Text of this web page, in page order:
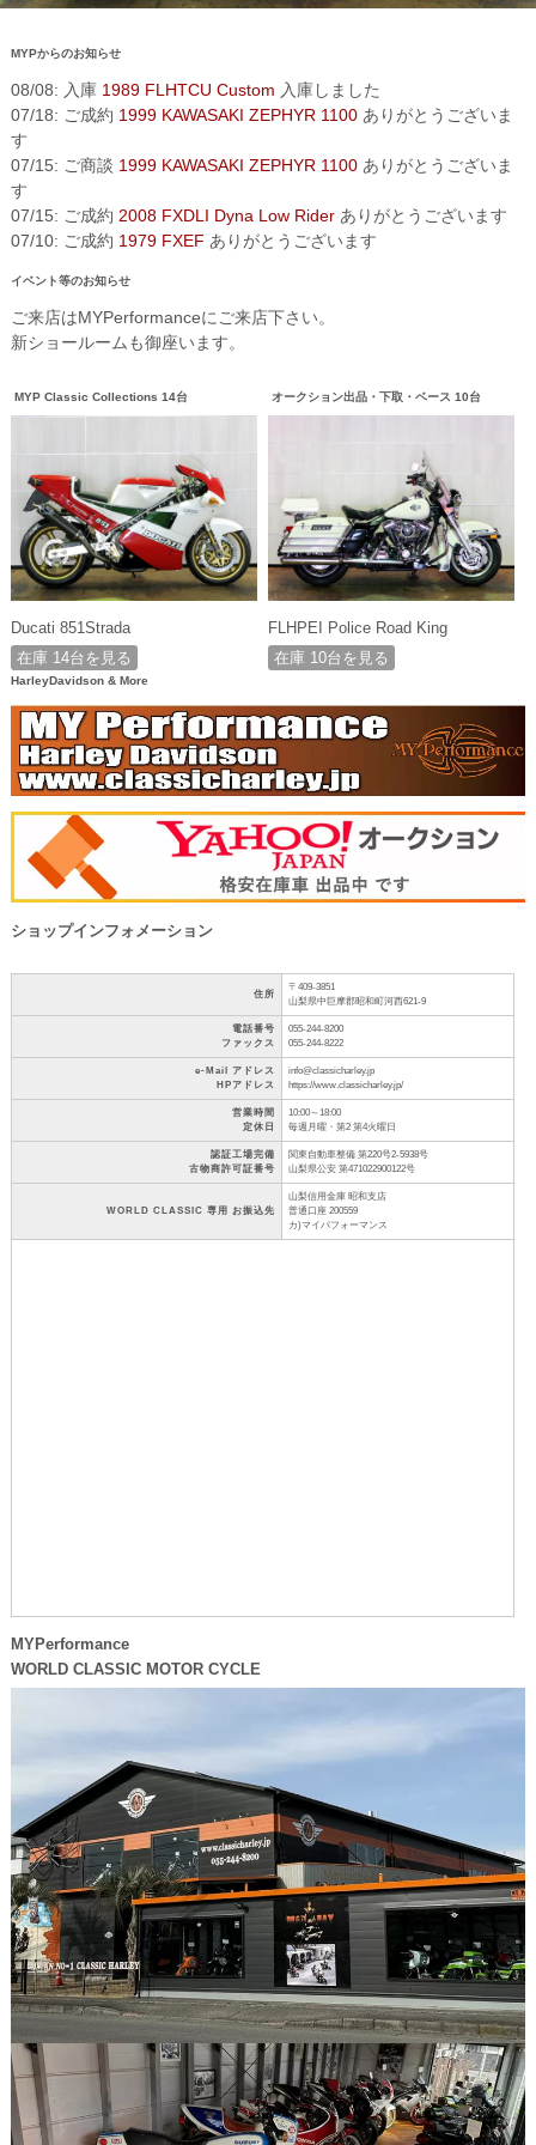
MYPからのお知らせ
08/08: 入庫 1989 FLHTCU Custom 入庫しました
07/18: ご成約 1999 KAWASAKI ZEPHYR 1100ありがとうございま
す
07/15: ご商談 1999 KAWASAKI ZEPHYR 1100ありがとうございま
す
07/15: ご成約 2008 FXDLI Dyna Low Riderありがとうございます
07/10: ご成約 1979 FXEF ありがとうございます
イベント等のお知らせ
ご来店はMYPerformanceにご来店下さい。
新ショールームも御座います。
MYP Classic Collections 14台
Ducati 851Strada
在庫 14台を見る
オークション出品・下取・ベース 10台
FLHPEI Police Road King
在庫 10台を見る
HarleyDavidson & More
ショップインフォメーション
住所
〒409-3851
山梨県中巨摩郡昭和町河西621-9
電話番号
ファックス
055-244-8200
055-244-8222
e-Mail アドレス
HPアドレス
info@classicharley.jp
https://www.classicharley.jp/
営業時間
定休日
10:00～18:00
毎週月曜・第2 第4火曜日
認証工場完備
古物商許可証番号
関東自動車整備 第220号2-5938号
山梨県公安 第471022900122号
WORLD CLASSIC 専用 お振込先
山梨信用金庫 昭和支店
普通口座 200559
カ)マイパフォーマンス
MYPerformance
WORLD CLASSIC MOTOR CYCLE